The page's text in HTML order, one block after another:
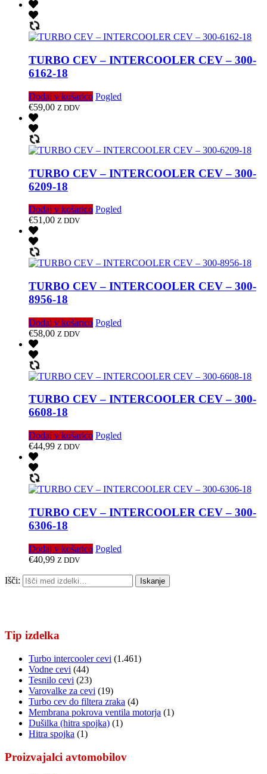
TURBO CEV – INTERCOOLER CEV – 300-
6162-18
Dodaj v košarico Pogled
€59,00 Z DDV
TURBO CEV – INTERCOOLER CEV – 300-
6209-18
Dodaj v košarico Pogled
€51,00 Z DDV
TURBO CEV – INTERCOOLER CEV – 300-
8956-18
Dodaj v košarico Pogled
€58,00 Z DDV
TURBO CEV – INTERCOOLER CEV – 300-
6608-18
Dodaj v košarico Pogled
€44,99 Z DDV
TURBO CEV – INTERCOOLER CEV – 300-
6306-18
Dodaj v košarico Pogled
€40,99 Z DDV
Išči: Iskanje
Tip izdelka
Turbo intercooler cevi (1.461)
Vodne cevi (44)
Tesnilo cevi (23)
Varovalke za cevi (19)
Turbo cev do filtera zraka (4)
Membrana pokrova ventila motorja (1)
Dušilka (hitra spojka) (1)
Hitra spojka (1)
Proizvajalci avtomobilov